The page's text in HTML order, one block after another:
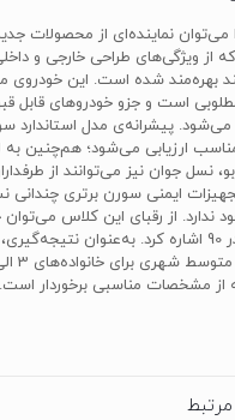
نماینده‌ای از محصولات
از ویژگی‌های طراحی خارجی و
بهره‌مند شده است. این خودروی
است و جزو خودروهای قابل
پیشرانه‌ی مدل استاندارد
ارزیابی می‌شود؛ هم‌چنین
نسل جوان نیز می‌توانند از
ایمنی سورن برتری چندانی
ندارد. از رقبای این کلاس می‌توان
دنا و تندر 90 اشاره کرد. به‌عنوان
مشخصات مناسبی برخوردار است.